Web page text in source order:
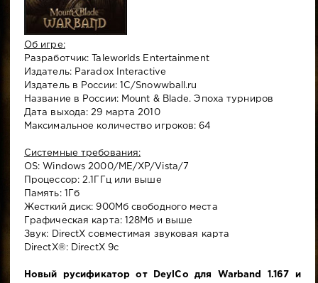
Об игре:
Разработчик: Taleworlds Entertainment
Издатель: Paradox Interactive
Издатель в России: 1C/Snowwball.ru
Название в России: Mount & Blade. Эпоха турниров
Дата выхода: 29 марта 2010
Максимальное количество игроков: 64
Системные требования:
OS: Windows 2000/ME/XP/Vista/7
Процессор: 2.1ГГц или выше
Память: 1Гб
Жесткий диск: 900Мб свободного места
Графическая карта: 128Мб и выше
Звук: DirectX совместимая звуковая карта
DirectX®: DirectX 9c
Новый русификатор от DeylCo для Warband 1.167 и